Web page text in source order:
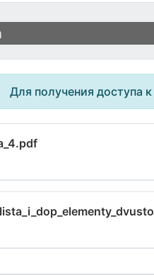
Для получения доступа